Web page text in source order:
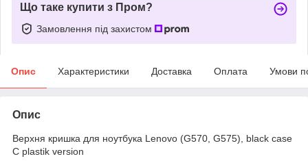
Що таке купити з Пром?
Замовлення під захистом
Опис Характеристики Доставка Оплата Умови
Опис
Верхня кришка для ноутбука Lenovo (G570, G575), black case
C plastik version